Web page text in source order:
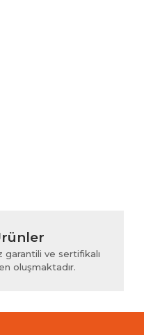
garantili ve sertifikalı
oluşmaktadır.